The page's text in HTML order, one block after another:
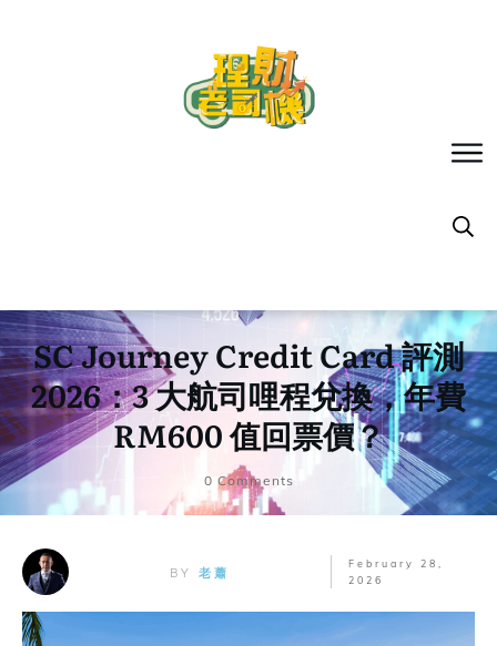
SC Journey Credit Card 評測
2026：3 大航司哩程兌換，年費
RM600 值回票價？
0 Comments
BY 老蕭
February 28,
2026